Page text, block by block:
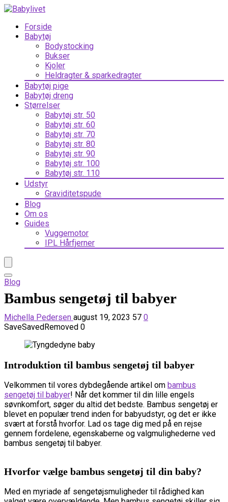
Forside
Babytøj
Bodystocking
Bukser
Kjoler
Heldragter & sparkedragter
Babytøj pige
Babytøj dreng
Størrelser
Babytøj str. 50
Babytøj str. 60
Babytøj str. 70
Babytøj str. 80
Babytøj str. 90
Babytøj str. 100
Babytøj str. 110
Udstyr
Graviditetspude
Blog
Om os
Guides
Vuggemotor
IPL Hårfjerner
Blog
Bambus sengetøj til babyer
Michella Pedersen august 19, 2023 57 0
SaveSavedRemoved 0
Introduktion til bambus sengetøj til babyer
Velkommen til vores dybdegående artikel om bambus
sengetøj til babyer! Når det kommer til din lille engels
søvnkomfort, søger du altid det bedste. Bambus sengetøj er
blevet en populær trend inden for babyudstyr, og det er ikke
svært at forstå hvorfor. Lad os tage dig med på en rejse
gennem fordelene, egenskaberne og valgmulighederne ved
bambus sengetøj til babyer.
Hvorfor vælge bambus sengetøj til din baby?
Med en myriade af sengetøjsmuligheder til rådighed kan